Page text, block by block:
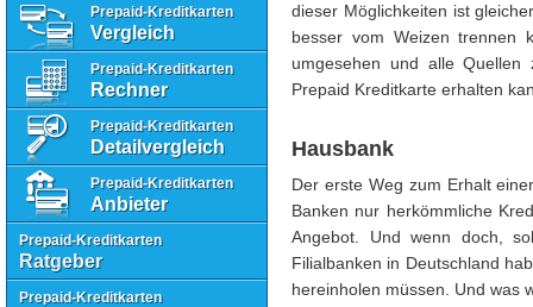
dieser Möglichkeiten ist
besser vom Weizen trennen
umgesehen und alle
Prepaid Kreditkarte erhalten
Hausbank
Der erste Weg zum Erhalt
Banken nur herkömmliche
Angebot. Und wenn doch,
Filialbanken in Deutschland
hereinholen müssen. Und was
Prepaid-Kreditkarten
Vergleich
Prepaid-Kreditkarten
Rechner
Prepaid-Kreditkarten
Detailvergleich
Prepaid-Kreditkarten
Anbieter
Prepaid-Kreditkarten
Ratgeber
Prepaid-Kreditkarten